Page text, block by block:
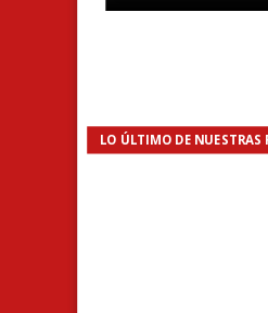
LO ÚLTIMO DE NUESTRAS